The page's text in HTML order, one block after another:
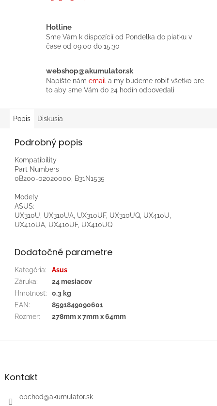
Hotline
Sme Vám k dispozícií od Pondelka do piatku v
čase od 09:00 do 15:30
webshop@akumulator.sk
Napíšte nám email a my budeme robiť všetko pre
to aby sme Vám do 24 hodín odpovedali
Popis Diskusia
Podrobný popis
Kompatibility
Part Numbers
0B200-02020000, B31N1535
Modely
ASUS:
UX310U, UX310UA, UX310UF, UX310UQ, UX410U,
UX410UA, UX410UF, UX410UQ
Dodatočné parametre
Kategória:
Asus
Záruka:
24 mesiacov
Hmotnosť:
0.3 kg
EAN:
8591849090601
Rozmer: 278mm x 7mm x 64mm
Z
äKontakt
obchod@akumulator.sk